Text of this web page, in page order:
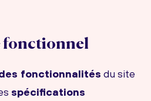
fonctionnel
fonctionnalités du site
spécifications